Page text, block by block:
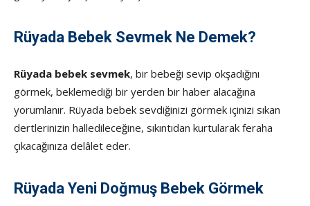
Rüyada Bebek Sevmek Ne Demek?
Rüyada bebek sevmek, bir bebeği sevip okşadığını
görmek, beklemediği bir yerden bir haber alacağına
yorumlanır. Rüyada bebek sevdiğinizi görmek içinizi sıkan
dertlerinizin halledileceğine, sıkıntıdan kurtularak feraha
çıkacağınıza delâlet eder.
Rüyada Yeni Doğmuş Bebek Görmek